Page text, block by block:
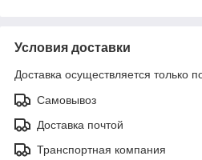
Условия доставки
Доставка осуществляется только
Самовывоз
Доставка почтой
Транспортная компания